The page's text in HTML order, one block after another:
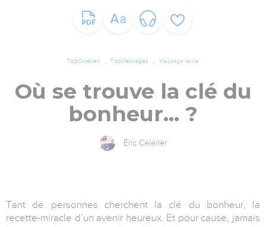
TopChrétien TopMessages Message texte
Où se trouve la clé du
bonheur… ?
Éric Célérier
Tant de personnes cherchent la clé du bonheur, la
recette-miracle d’un avenir heureux. Et pour cause, jamais